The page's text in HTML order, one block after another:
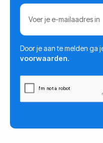
Door je aan te melden ga
voorwaarden.